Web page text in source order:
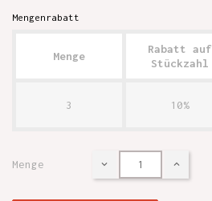
Mengenrabatt
Menge
Rabatt auf
Stückzahl
3 10%
Menge